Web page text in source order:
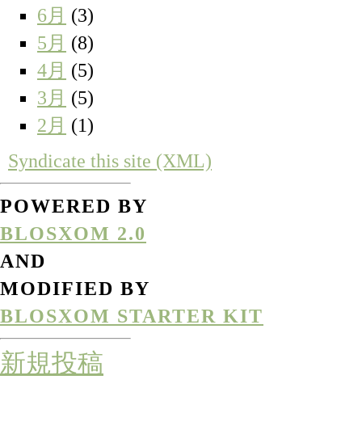
6月 (3)
5月 (8)
4月 (5)
3月 (5)
2月 (1)
Syndicate this site (XML)
POWERED BY
BLOSXOM 2.0
AND
MODIFIED BY
BLOSXOM STARTER KIT
新規投稿